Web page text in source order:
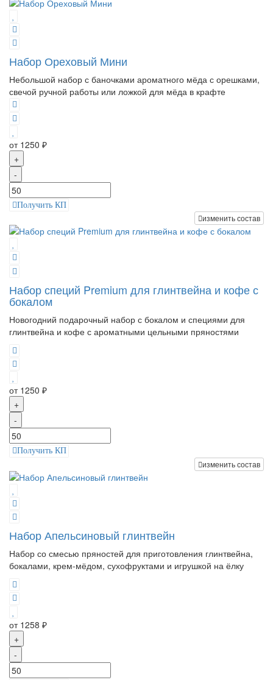
Набор Ореховый Мини
Небольшой набор с баночками ароматного мёда с орешками,
свечой ручной работы или ложкой для мёда в крафте
от 1250 ₽
+
-
Получить КП
изменить состав
Набор специй Premium для глинтвейна и кофе с
бокалом
Новогодний подарочный набор с бокалом и специями для
глинтвейна и кофе с ароматными цельными пряностями
от 1250 ₽
+
-
Получить КП
изменить состав
Набор Апельсиновый глинтвейн
Набор со смесью пряностей для приготовления глинтвейна,
бокалами, крем-мёдом, сухофруктами и игрушкой на ёлку
от 1258 ₽
+
-